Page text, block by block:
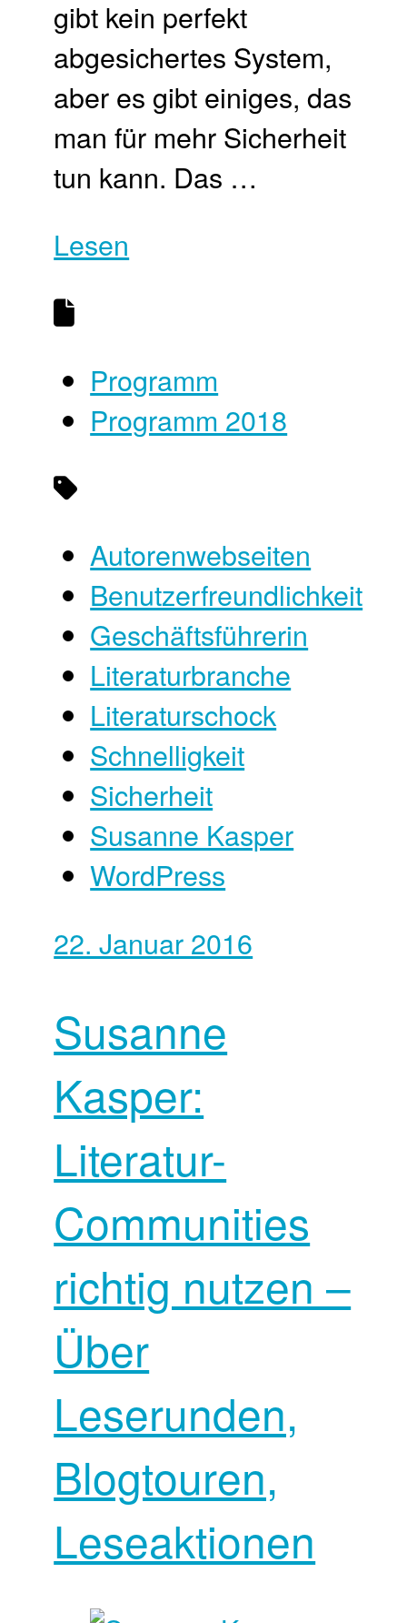
gibt kein perfekt
abgesichertes System,
aber es gibt einiges, das
man für mehr Sicherheit
tun kann. Das …
Lesen
Programm
Programm 2018
Autorenwebseiten
Benutzerfreundlichkeit
Geschäftsführerin
Literaturbranche
Literaturschock
Schnelligkeit
Sicherheit
Susanne Kasper
WordPress
22. Januar 2016
Susanne
Kasper:
Literatur-
Communities
richtig nutzen –
Über
Leserunden,
Blogtouren,
Leseaktionen